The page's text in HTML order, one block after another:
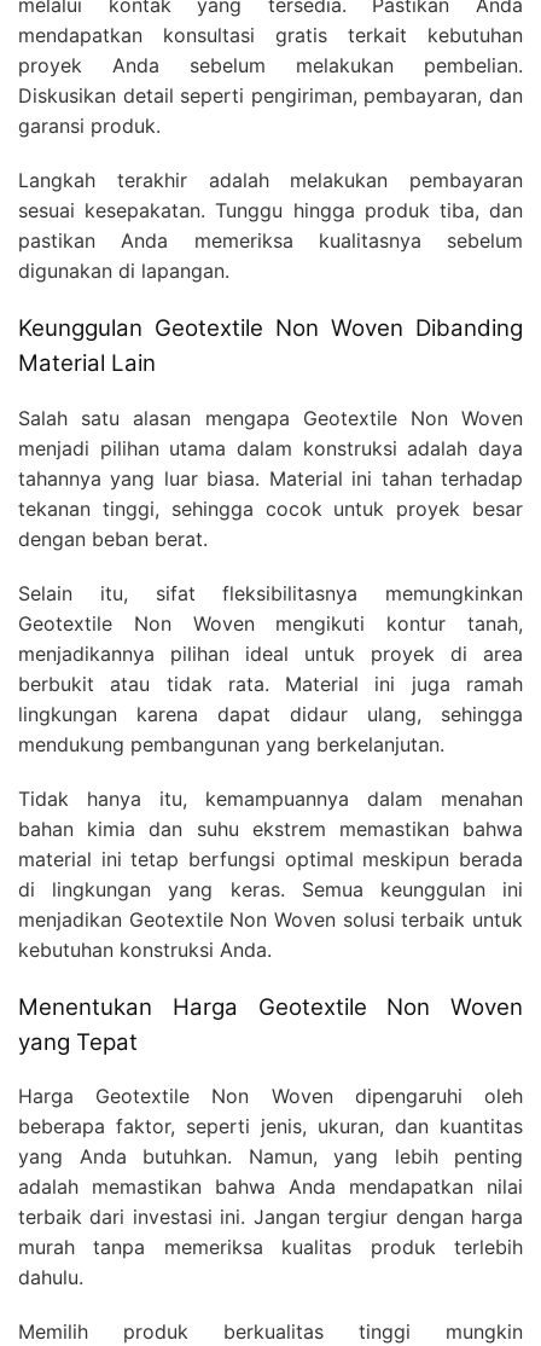
melalui kontak yang tersedia. Pastikan Anda
mendapatkan konsultasi gratis terkait kebutuhan
proyek Anda sebelum melakukan pembelian.
Diskusikan detail seperti pengiriman, pembayaran, dan
garansi produk.
Langkah terakhir adalah melakukan pembayaran
sesuai kesepakatan. Tunggu hingga produk tiba, dan
pastikan Anda memeriksa kualitasnya sebelum
digunakan di lapangan.
Keunggulan Geotextile Non Woven Dibanding
Material Lain
Salah satu alasan mengapa Geotextile Non Woven
menjadi pilihan utama dalam konstruksi adalah daya
tahannya yang luar biasa. Material ini tahan terhadap
tekanan tinggi, sehingga cocok untuk proyek besar
dengan beban berat.
Selain itu, sifat fleksibilitasnya memungkinkan
Geotextile Non Woven mengikuti kontur tanah,
menjadikannya pilihan ideal untuk proyek di area
berbukit atau tidak rata. Material ini juga ramah
lingkungan karena dapat didaur ulang, sehingga
mendukung pembangunan yang berkelanjutan.
Tidak hanya itu, kemampuannya dalam menahan
bahan kimia dan suhu ekstrem memastikan bahwa
material ini tetap berfungsi optimal meskipun berada
di lingkungan yang keras. Semua keunggulan ini
menjadikan Geotextile Non Woven solusi terbaik untuk
kebutuhan konstruksi Anda.
Menentukan Harga Geotextile Non Woven
yang Tepat
Harga Geotextile Non Woven dipengaruhi oleh
beberapa faktor, seperti jenis, ukuran, dan kuantitas
yang Anda butuhkan. Namun, yang lebih penting
adalah memastikan bahwa Anda mendapatkan nilai
terbaik dari investasi ini. Jangan tergiur dengan harga
murah tanpa memeriksa kualitas produk terlebih
dahulu.
Memilih produk berkualitas tinggi mungkin